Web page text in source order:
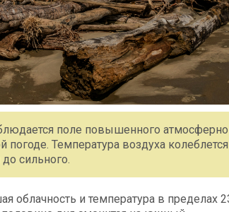
поле повышенного
погоде. Температура воздуха
сильного.
облачность и температура в пределах